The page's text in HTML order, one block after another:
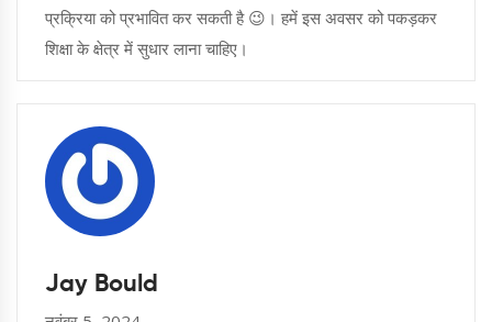
प्रक्रिया को प्रभावित कर सकती है 😉। हमें इस अवसर को पकड़कर
शिक्षा के क्षेत्र में सुधार लाना चाहिए।
Jay Bould